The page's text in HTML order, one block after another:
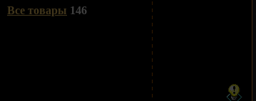
Все товары 146